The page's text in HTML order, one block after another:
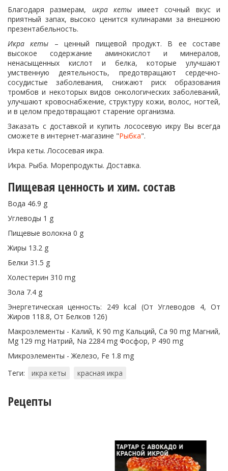
Благодаря размерам, икра кетыимеет сочный вкус и
приятный запах, высоко ценится кулинарами за внешнюю
презентабельность.
Икра кеты – ценный пищевой продукт. В ее составе
высокое содержание аминокислот и минералов,
ненасыщенных кислот и белка, которые улучшают
умственную деятельность, предотвращают сердечно-
сосудистые заболевания, снижают риск образования
тромбов и некоторых видов онкологических заболеваний,
улучшают кровоснабжение, структуру кожи, волос, ногтей,
и в целом предотвращают старение организма.
Заказать с доставкой и купить лососевую икру Вы всегда
сможете в интернет-магазине "Рыбка".
Икра кеты. Лососевая икра.
Икра. Рыба. Морепродукты. Доставка.
Пищевая ценность и хим. состав
Вода 46.9 g
Углеводы 1 g
Пищевые волокна 0 g
Жиры 13.2 g
Белки 31.5 g
Холестерин 310 mg
Зола 7.4 g
Энергетическая ценность: 249 kcal (От Углеводов 4, От
Жиров 118.8, От Белков 126)
Макроэлементы - Калий, K 90 mg Кальций, Ca 90 mg Магний,
Mg 129 mg Натрий, Na 2284 mg Фосфор, P 490 mg
Микроэлементы - Железо, Fe 1.8 mg
Теги:
икра кеты красная икра
Рецепты